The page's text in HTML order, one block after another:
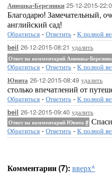
Анюшка-Березняки 25-12-2015-
Благодарю! Замечательный,
английский сад!
Обратиться - Ответить - К полной
beil 26-12-2015-08:21 удалить
Ответ на комментарий Анюшка-
Обратиться - Ответить - К полной
Ювита 26-12-2015-08:49 удалить
столько впечатлений от
Обратиться - Ответить - К полной
beil 26-12-2015-09:40 удалить
Ответ на комментарий Ювита #
Обратиться - Ответить - К полной
Комментарии (7): вверх^